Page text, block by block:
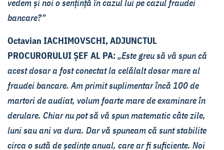
vedem și noi o sențință în cazul lui pe cazul fraudei
bancare?”
Octavian IACHIMOVSCHI, ADJUNCTUL
PROCURORULUI ȘEF AL PA:„Este greu să vă spun că
acest dosar a fost conectat la celălalt dosar mare al
fraudei bancare. Am primit suplimentar încă 100 de
martori de audiat, volum foarte mare de examinare în
derulare. Chiar nu pot să vă spun matematic câte zile,
luni sau ani va dura. Dar vă spuneam că sunt stabilite
circa o sută de ședințe anual, care ar fi suficiente. Noi